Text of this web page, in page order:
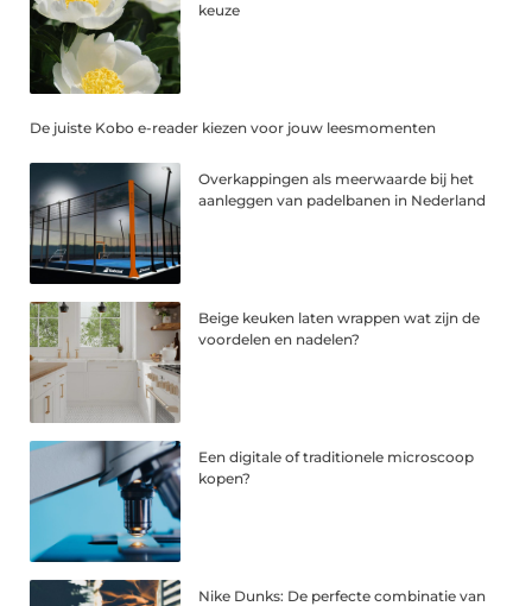
keuze
De juiste Kobo e-reader kiezen voor jouw leesmomenten
Overkappingen als meerwaarde bij het
aanleggen van padelbanen in Nederland
Beige keuken laten wrappen wat zijn de
voordelen en nadelen?
Een digitale of traditionele microscoop
kopen?
Nike Dunks: De perfecte combinatie van